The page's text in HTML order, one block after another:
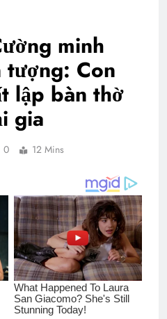
minh
tượng: Con
lập bàn thờ
gia
0 12 Mins